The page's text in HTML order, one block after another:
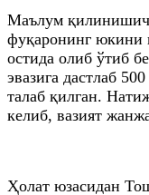
Маълум
фуқаронинг юкини
остида олиб ўтиб
эвазига дастлаб
талаб қилган.
келиб, вазият
Ҳолат юзасидан